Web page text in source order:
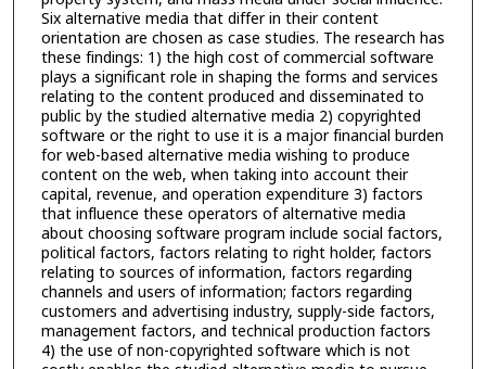
Six alternative media that differ in their content
orientation are chosen as case studies. The research has
these findings: 1) the high cost of commercial software
plays a significant role in shaping the forms and services
relating to the content produced and disseminated to
public by the studied alternative media 2) copyrighted
software or the right to use it is a major financial burden
for web-based alternative media wishing to produce
content on the web, when taking into account their
capital, revenue, and operation expenditure 3) factors
that influence these operators of alternative media
about choosing software program include social factors,
political factors, factors relating to right holder, factors
relating to sources of information, factors regarding
channels and users of information; factors regarding
customers and advertising industry, supply-side factors,
management factors, and technical production factors
4) the use of non-copyrighted software which is not